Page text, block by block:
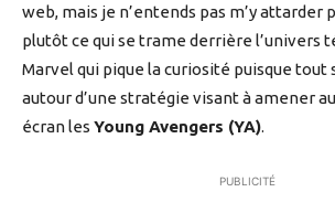
web, mais je n’entends pas m’y attarder
plutôt ce qui se trame derrière l’univers
Marvel qui pique la curiosité puisque tout
autour d’une stratégie visant à amener
écran les Young Avengers (YA).
PUBLICITÉ